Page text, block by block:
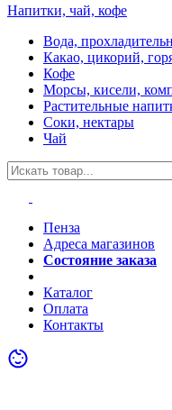
Напитки, чай, кофе
Вода,
Какао, цикорий,
Кофе
Морсы, кисели,
Растительные
Соки, нектары
Чай
Пенза
Адреса магазинов
Состояние заказа
Каталог
Оплата
Контакты